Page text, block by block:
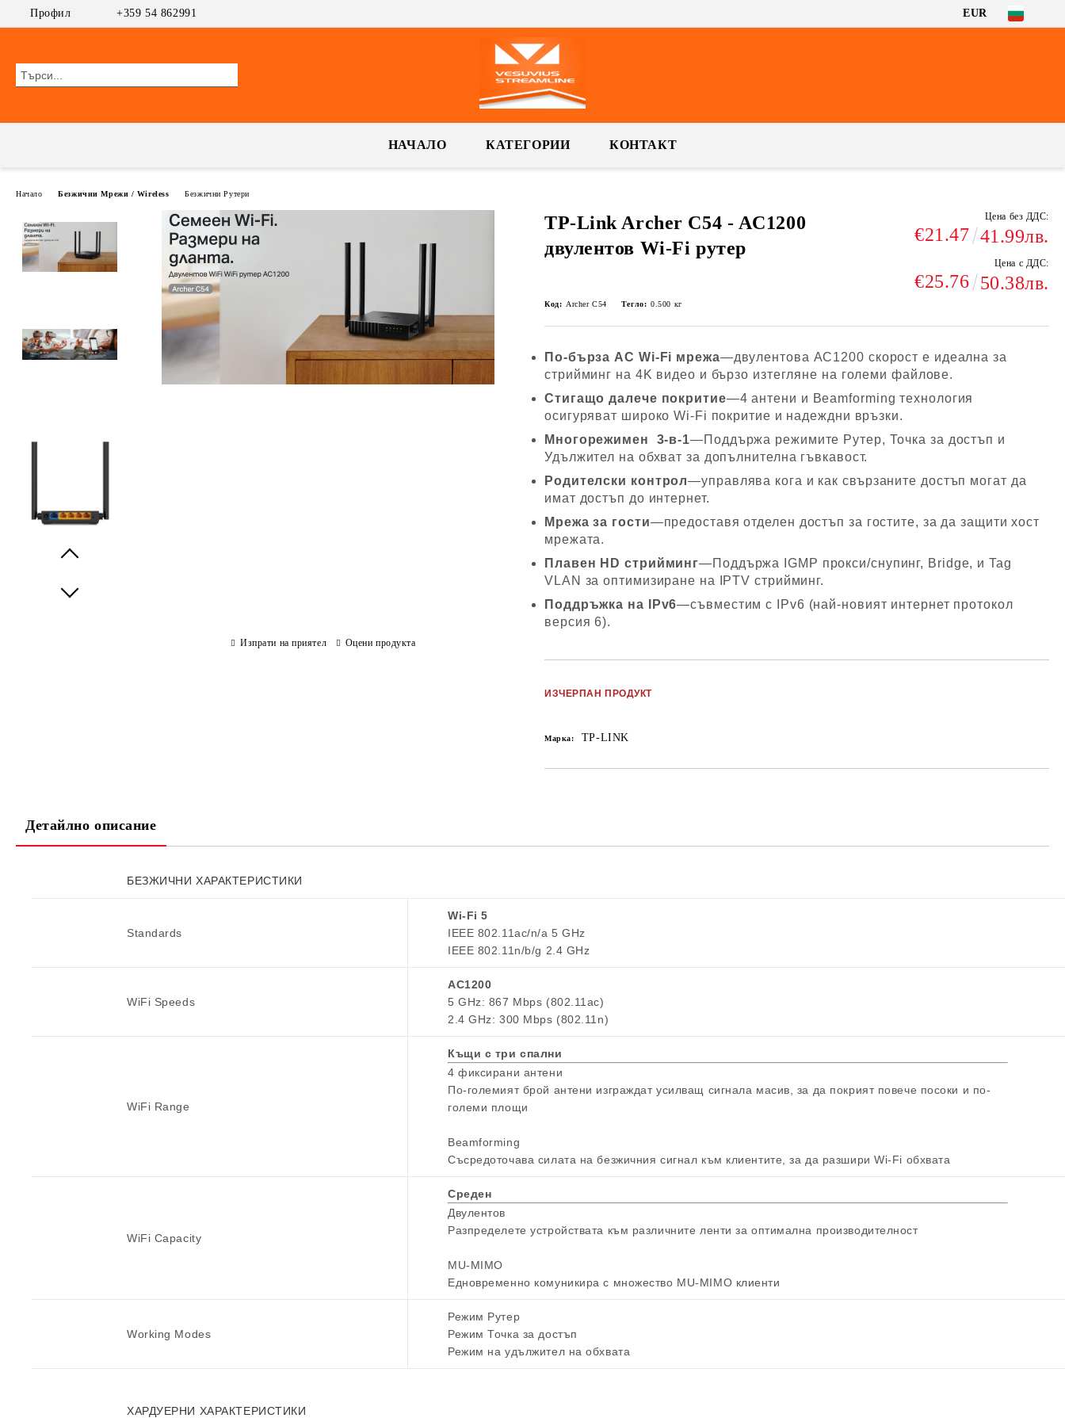
Профил +359 54 862991 EUR
НАЧАЛО КАТЕГОРИИ КОНТАКТ
Начало Безжични Мрежи / Wireless Безжични Рутери
TP-Link Archer C54 - AC1200
двулентов Wi-Fi рутер
Цена без ДДС:
€21.47 41.99лв.
Цена с ДДС:
€25.76 50.38лв.
Код: Archer C54 Тегло: 0.500 кг
По-бърза AC Wi-Fi мрежа—двулентова AC1200 скорост е идеална за
стрийминг на 4K видео и бързо изтегляне на големи файлове.
Стигащо далече покритие—4 антени и Beamforming технология
осигуряват широко Wi-Fi покритие и надеждни връзки.
Многорежимен 3-в-1—Поддържа режимите Рутер, Точка за достъп и
Удължител на обхват за допълнителна гъвкавост.
Родителски контрол—управлява кога и как свързаните достъп могат да
имат достъп до интернет.
Мрежа за гости—предоставя отделен достъп за гостите, за да защити хост
мрежата.
Плавен HD стрийминг—Поддържа IGMP прокси/снупинг, Bridge, и Tag
VLAN за оптимизиране на IPTV стрийминг.
Поддръжка на IPv6—съвместим с IPv6 (най-новият интернет протокол
версия 6).
ИЗЧЕРПАН ПРОДУКТ
Марка: TP-LINK
Изпрати на приятел Оцени продукта
Детайлно описание
БЕЗЖИЧНИ ХАРАКТЕРИСТИКИ
Standards
Wi-Fi 5
IEEE 802.11ac/n/a 5 GHz
IEEE 802.11n/b/g 2.4 GHz
WiFi Speeds
AC1200
5 GHz: 867 Mbps (802.11ac)
2.4 GHz: 300 Mbps (802.11n)
WiFi Range
Къщи с три спални
4 фиксирани антени
По-големият брой антени изграждат усилващ сигнала масив, за да покрият повече посоки и по-
големи площи
Beamforming
Съсредоточава силата на безжичния сигнал към клиентите, за да разшири Wi-Fi обхвата
WiFi Capacity
Среден
Двулентов
Разпределете устройствата към различните ленти за оптимална производителност
MU-MIMO
Едновременно комуникира с множество MU-MIMO клиенти
Working Modes
Режим Рутер
Режим Точка за достъп
Режим на удължител на обхвата
ХАРДУЕРНИ ХАРАКТЕРИСТИКИ